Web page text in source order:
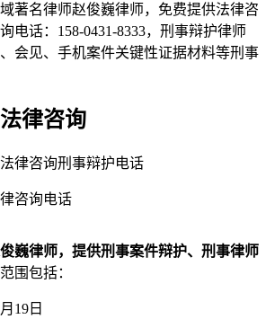
著名律师赵俊巍律师，免费提供法律咨
电话：158-0431-8333，刑事辩护律师
会见、手机案件关键性证据材料等刑事
律咨询
咨询电话
巍律师，提供刑事案件辩护、刑事律师
围包括：
19日